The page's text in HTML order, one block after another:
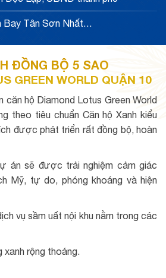
Bay Tân Sơn Nhất…
ĐỒNG BỘ 5 SAO
GREEN WORLD QUẬN 10
căn hộ Diamond Lotus Green World
theo tiêu chuẩn Căn hộ Xanh kiểu
được phát triển rất đồng bộ, hoàn
án sẽ được trải nghiệm cảm giác
Mỹ, tự do, phóng khoáng và hiện
vụ sầm uất nội khu nằm trong các
rộng thoáng.